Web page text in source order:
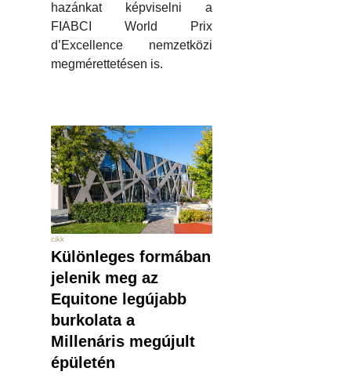
hazánkat képviselni a
FIABCI World Prix
d’Excellence nemzetközi
megmérettetésen is.
cikk
Különleges formában
jelenik meg az
Equitone legújabb
burkolata a
Millenáris megújult
épületén